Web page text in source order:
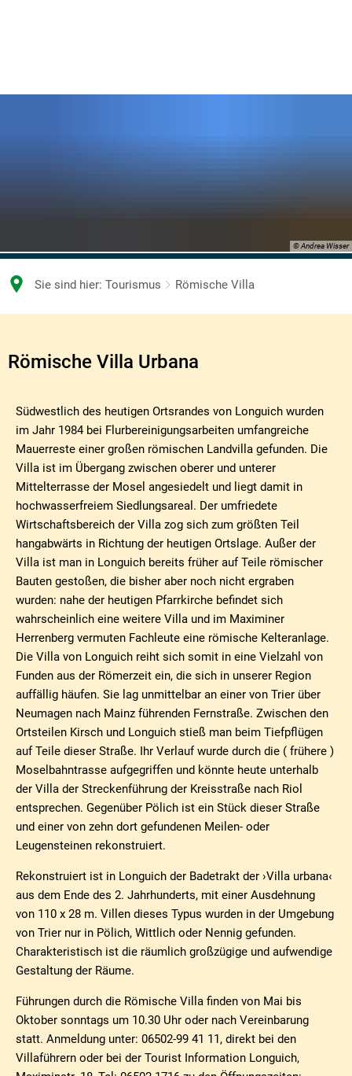
© Andrea Wisser
Sie sind hier: Tourismus Römische Villa
Villa
Römische Villa Urbana
Südwestlich des heutigen Ortsrandes von Longuich wurden
im Jahr 1984 bei Flurbereinigungsarbeiten umfangreiche
Mauerreste einer großen römischen Landvilla gefunden. Die
Villa ist im Übergang zwischen oberer und unterer
Mittelterrasse der Mosel angesiedelt und liegt damit in
hochwasserfreiem Siedlungsareal. Der umfriedete
Wirtschaftsbereich der Villa zog sich zum größten Teil
hangabwärts in Richtung der heutigen Ortslage. Außer der
Villa ist man in Longuich bereits früher auf Teile römischer
Bauten gestoßen, die bisher aber noch nicht ergraben
wurden: nahe der heutigen Pfarrkirche befindet sich
wahrscheinlich eine weitere Villa und im Maximiner
Herrenberg vermuten Fachleute eine römische Kelteranlage.
Die Villa von Longuich reiht sich somit in eine Vielzahl von
Funden aus der Römerzeit ein, die sich in unserer Region
auffällig häufen. Sie lag unmittelbar an einer von Trier über
Neumagen nach Mainz führenden Fernstraße. Zwischen den
Ortsteilen Kirsch und Longuich stieß man beim Tiefpflügen
auf Teile dieser Straße. Ihr Verlauf wurde durch die ( frühere )
Moselbahntrasse aufgegriffen und könnte heute unterhalb
der Villa der Streckenführung der Kreisstraße nach Riol
entsprechen. Gegenüber Pölich ist ein Stück dieser Straße
und einer von zehn dort gefundenen Meilen- oder
Leugensteinen rekonstruiert.
Rekonstruiert ist in Longuich der Badetrakt der ›Villa urbana‹
aus dem Ende des 2. Jahrhunderts, mit einer Ausdehnung
von 110 x 28 m. Villen dieses Typus wurden in der Umgebung
von Trier nur in Pölich, Wittlich oder Nennig gefunden.
Charakteristisch ist die räumlich großzügige und aufwendige
Gestaltung der Räume.
Führungen durch die Römische Villa finden von Mai bis
Oktober sonntags um 10.30 Uhr oder nach Vereinbarung
statt. Anmeldung unter: 06502-99 41 11, direkt bei den
Villaführern oder bei der Tourist Information Longuich,